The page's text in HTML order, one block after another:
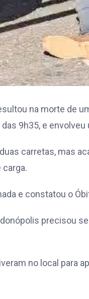
na morte de
9h35, e
carretas, mas
e constatou o
precisou
no local para